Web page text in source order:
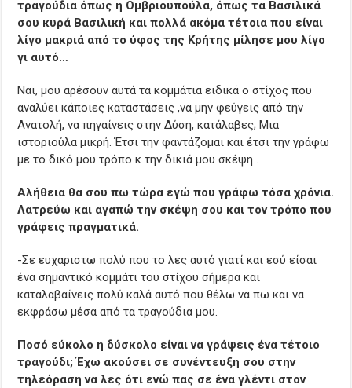
τραγούδια όπως η Ομβριουπούλα, όπως τα Βασιλικά
σου κυρά Βασιλική και πολλά ακόμα τέτοια που είναι
λίγο μακριά από το ύφος της Κρήτης μίλησε μου λίγο
γι αυτό…
Ναι, μου αρέσουν αυτά τα κομμάτια ειδικά ο στίχος που
αναλύει κάποιες καταστάσεις ,να μην φεύγεις από την
Ανατολή, να πηγαίνεις στην Δύση, κατάλαβες; Μια
ιστοριούλα μικρή. Έτσι την φαντάζομαι και έτσι την γράφω
με το δικό μου τρόπο κ την δικιά μου σκέψη .
Αλήθεια θα σου πω τώρα εγώ που γράφω τόσα χρόνια.
Λατρεύω και αγαπώ την σκέψη σου και τον τρόπο που
γράφεις πραγματικά.
-Σε ευχαριστω πολύ που το λες αυτό γιατί και εσύ είσαι
ένα σημαντικό κομμάτι του στίχου σήμερα και
καταλαβαίνεις πολύ καλά αυτό που θέλω να πω και να
εκφράσω μέσα από τα τραγούδια μου.
Ποσό εύκολο η δύσκολο είναι να γράψεις ένα τέτοιο
τραγούδι; Έχω ακούσει σε συνέντευξη σου στην
τηλεόραση να λες ότι ενώ πας σε ένα γλέντι στον